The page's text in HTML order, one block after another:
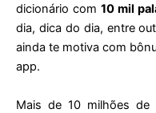
dicionário com 10 mil
dia, dica do dia, entre
ainda te motiva com
app.
Mais de 10 milhões